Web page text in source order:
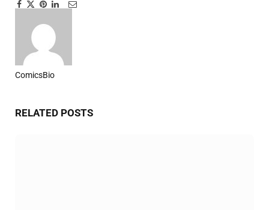
Facebook
TwitterPinterest
LinkedIn
Tumblr
Email
ComicsBio
RELATED POSTS